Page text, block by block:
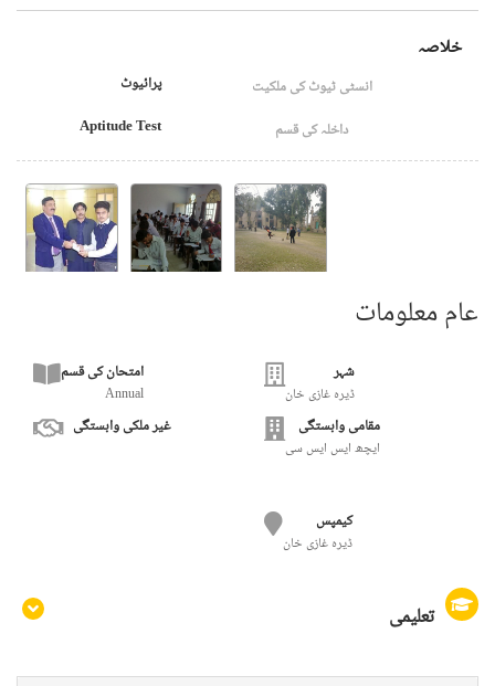
خلاصہ
انسٹی ٹیوٹ کی ملکیت
پرائیوٹ
داخلہ کی قسم
Aptitude Test
عام معلومات
شہر
ڈیرہ غازی خان
امتحان کی قسم
Annual
مقامی وابستگی
ایچھ ایس ایس سی
غیر ملکی وابستگی
کیمپس
ڈیرہ غازی خان
تعلیمی